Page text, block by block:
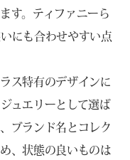
す。ティファニーら
にも合わせやすい点
ス特有のデザインに
ュエリーとして選ば
ブランド名とコレク
、状態の良いものは